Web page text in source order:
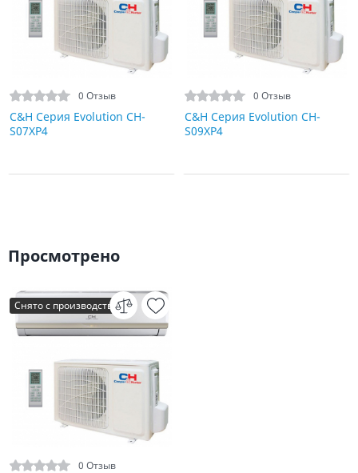
0 Отзыв
C&H Серия Evolution CH-
S07XP4
0 Отзыв
C&H Серия Evolution CH-
S09XP4
Просмотрено
Снято с производства
0 Отзыв